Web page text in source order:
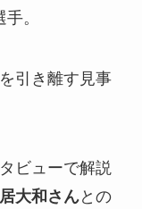
手。
引き離す見事
ビューで解説
大和さんとの